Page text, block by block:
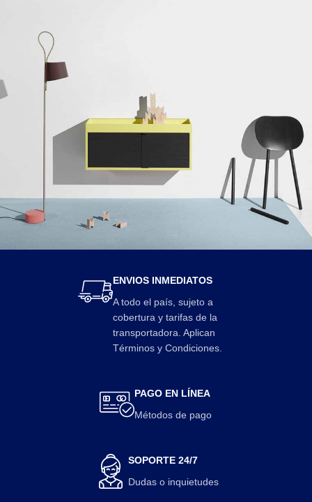
ENVIOS INMEDIATOS
A todo el país, sujeto a
cobertura y tarifas de la
transportadora. Aplican
Términos y Condiciones.
PAGO EN LÍNEA
Métodos de pago
SOPORTE 24/7
Dudas o inquietudes